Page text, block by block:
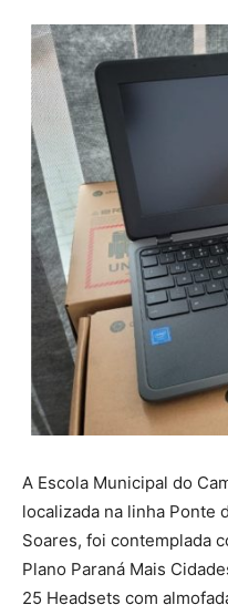
A Escola Municipal do
localizada na linha Ponte
Soares, foi contemplada
Plano Paraná Mais
25 Headsets com